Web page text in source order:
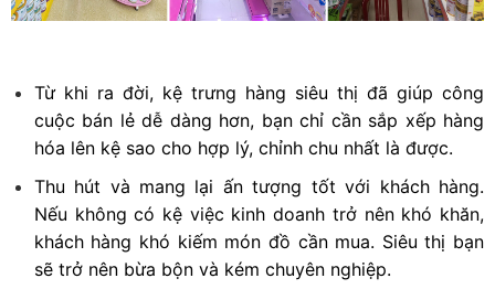
Từ khi ra đời, kệ trưng hàng siêu thị đã giúp công
cuộc bán lẻ dễ dàng hơn, bạn chỉ cần sắp xếp hàng
hóa lên kệ sao cho hợp lý, chỉnh chu nhất là được.
Thu hút và mang lại ấn tượng tốt với khách hàng.
Nếu không có kệ việc kinh doanh trở nên khó khăn,
khách hàng khó kiếm món đồ cần mua. Siêu thị bạn
sẽ trở nên bừa bộn và kém chuyên nghiệp.